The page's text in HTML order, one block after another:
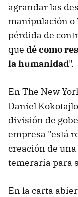
agrandar las
manipulación o
pérdida de
que dé como
la humanidad".
En The New
Daniel
división de
empresa "está
creación de
temeraria para
En la carta